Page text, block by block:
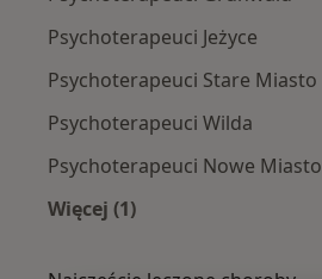
Psychoterapeuci Jeżyce
Psychoterapeuci Stare Miasto
Psychoterapeuci Wilda
Psychoterapeuci Nowe Miasto
Więcej (1)